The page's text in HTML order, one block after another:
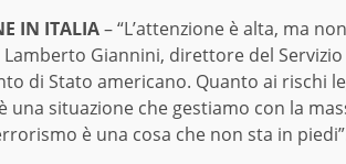
IN ITALIA– “L’attenzione è alta, ma
Giannini, direttore del
di Stato americano. Quanto ai rischi
una situazione che gestiamo con la
è una cosa che non sta in